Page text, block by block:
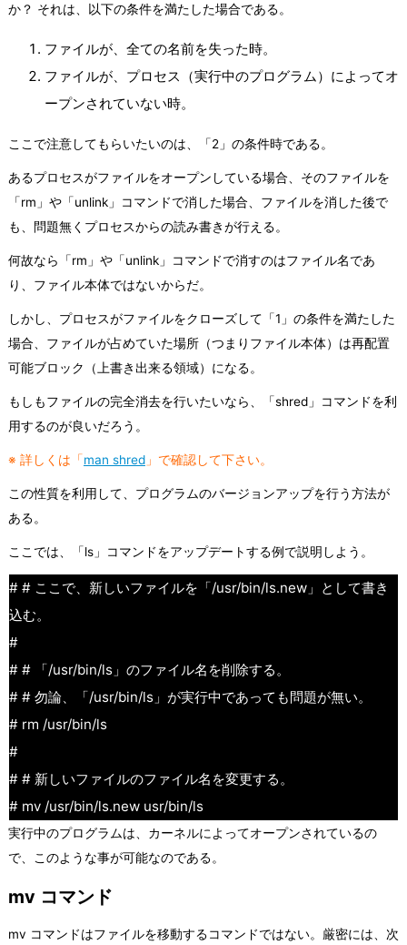
か？ それは、以下の条件を満たした場合である。
ファイルが、全ての名前を失った時。
ファイルが、プロセス（実行中のプログラム）によってオ
ープンされていない時。
ここで注意してもらいたいのは、「2」の条件時である。
あるプロセスがファイルをオープンしている場合、そのファイルを
「rm」や「unlink」コマンドで消した場合、ファイルを消した後で
も、問題無くプロセスからの読み書きが行える。
何故なら「rm」や「unlink」コマンドで消すのはファイル名であ
り、ファイル本体ではないからだ。
しかし、プロセスがファイルをクローズして「1」の条件を満たした
場合、ファイルが占めていた場所（つまりファイル本体）は再配置
可能ブロック（上書き出来る領域）になる。
もしもファイルの完全消去を行いたいなら、「shred」コマンドを利
用するのが良いだろう。
※ 詳しくは「man shred」で確認して下さい。
この性質を利用して、プログラムのバージョンアップを行う方法が
ある。
ここでは、「ls」コマンドをアップデートする例で説明しよう。
# # ここで、新しいファイルを「/usr/bin/ls.new」として書き
込む。
#
# # 「/usr/bin/ls」のファイル名を削除する。
# # 勿論、「/usr/bin/ls」が実行中であっても問題が無い。
# rm /usr/bin/ls
#
# # 新しいファイルのファイル名を変更する。
# mv /usr/bin/ls.new usr/bin/ls
実行中のプログラムは、カーネルによってオープンされているの
で、このような事が可能なのである。
mv コマンド
mv コマンドはファイルを移動するコマンドではない。厳密には、次